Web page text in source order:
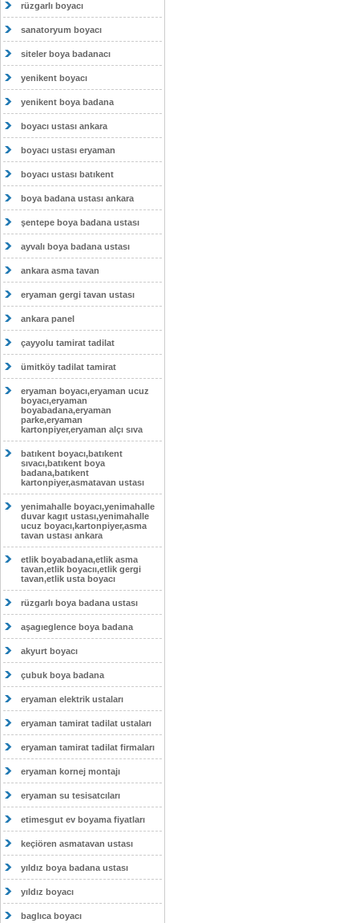
rüzgarlı boyacı
sanatoryum boyacı
siteler boya badanacı
yenikent boyacı
yenikent boya badana
boyacı ustası ankara
boyacı ustası eryaman
boyacı ustası batıkent
boya badana ustası ankara
şentepe boya badana ustası
ayvalı boya badana ustası
ankara asma tavan
eryaman gergi tavan ustası
ankara panel
çayyolu tamirat tadilat
ümitköy tadilat tamirat
eryaman boyacı,eryaman ucuz
boyacı,eryaman
boyabadana,eryaman
parke,eryaman
kartonpiyer,eryaman alçı sıva
batıkent boyacı,batıkent
sıvacı,batıkent boya
badana,batıkent
kartonpiyer,asmatavan ustası
yenimahalle boyacı,yenimahalle
duvar kagıt ustası,yenimahalle
ucuz boyacı,kartonpiyer,asma
tavan ustası ankara
etlik boyabadana,etlik asma
tavan,etlik boyacıı,etlik gergi
tavan,etlik usta boyacı
rüzgarlı boya badana ustası
aşagıeglence boya badana
akyurt boyacı
çubuk boya badana
eryaman elektrik ustaları
eryaman tamirat tadilat ustaları
eryaman tamirat tadilat firmaları
eryaman kornej montajı
eryaman su tesisatcıları
etimesgut ev boyama fiyatları
keçiören asmatavan ustası
yıldız boya badana ustası
yıldız boyacı
baglıca boyacı